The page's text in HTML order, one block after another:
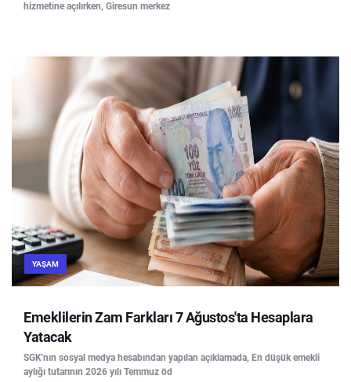
hizmetine açılırken, Giresun merkez
YAŞAM
Emeklilerin Zam Farkları 7 Ağustos'ta Hesaplara
Yatacak
SGK'nın sosyal medya hesabından yapılan açıklamada, En düşük emekli
aylığı tutarının 2026 yılı Temmuz öd